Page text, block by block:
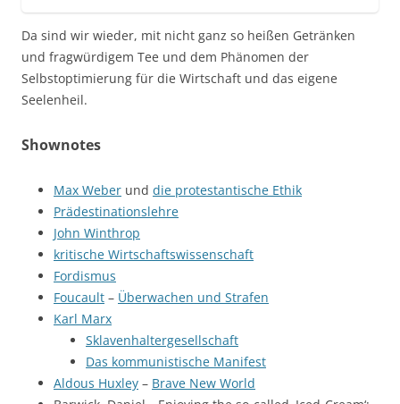
Da sind wir wieder, mit nicht ganz so heißen Getränken
und fragwürdigem Tee und dem Phänomen der
Selbstoptimierung für die Wirtschaft und das eigene
Seelenheil.
Shownotes
Max Weber und die protestantische Ethik
Prädestinationslehre
John Winthrop
kritische Wirtschaftswissenschaft
Fordismus
Foucault – Überwachen und Strafen
Karl Marx
Sklavenhaltergesellschaft
Das kommunistische Manifest
Aldous Huxley – Brave New World